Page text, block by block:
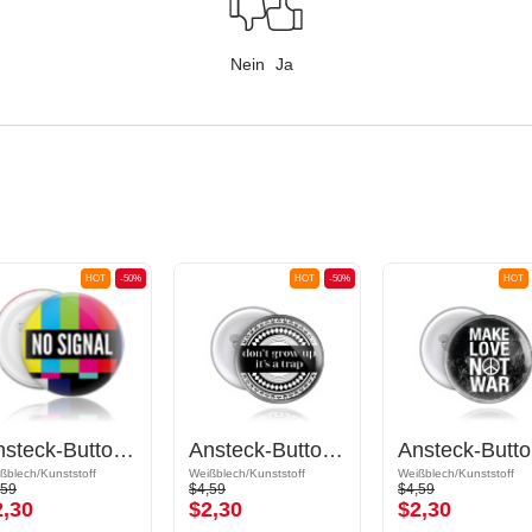
Nein Ja
-50%
HOT
Ansteck-Button mit "no signal" Schriftzug
Kunststoff
-50%
HOT
Ansteck-Button mit "Don't grow up" Schriftzug
Weißblech/Kunststoff
$4,59
$2,30
HOT
Weißblech/Kunststoff
$4,59
$2,30